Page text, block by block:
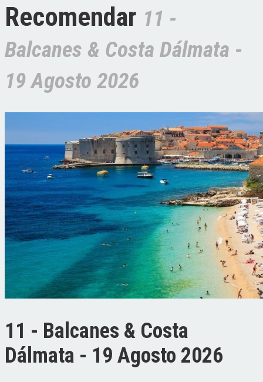
Recomendar 11 -
Balcanes & Costa Dálmata -
19 Agosto 2026
11 - Balcanes & Costa
Dálmata - 19 Agosto 2026